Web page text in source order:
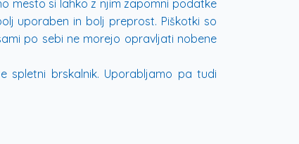
mesto si lahko z njim zapomni podatke
uporaben in bolj preprost. Piškotki so
po sebi ne morejo opravljati nobene
spletni brskalnik. Uporabljamo pa tudi